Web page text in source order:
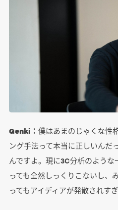
Genki： 僕はあまのじゃくな性
ング手法って本当に正しいんだ
んですよ。現に3C分析のよう
っても全然しっくりこないし、
ってもアイディアが発散されす